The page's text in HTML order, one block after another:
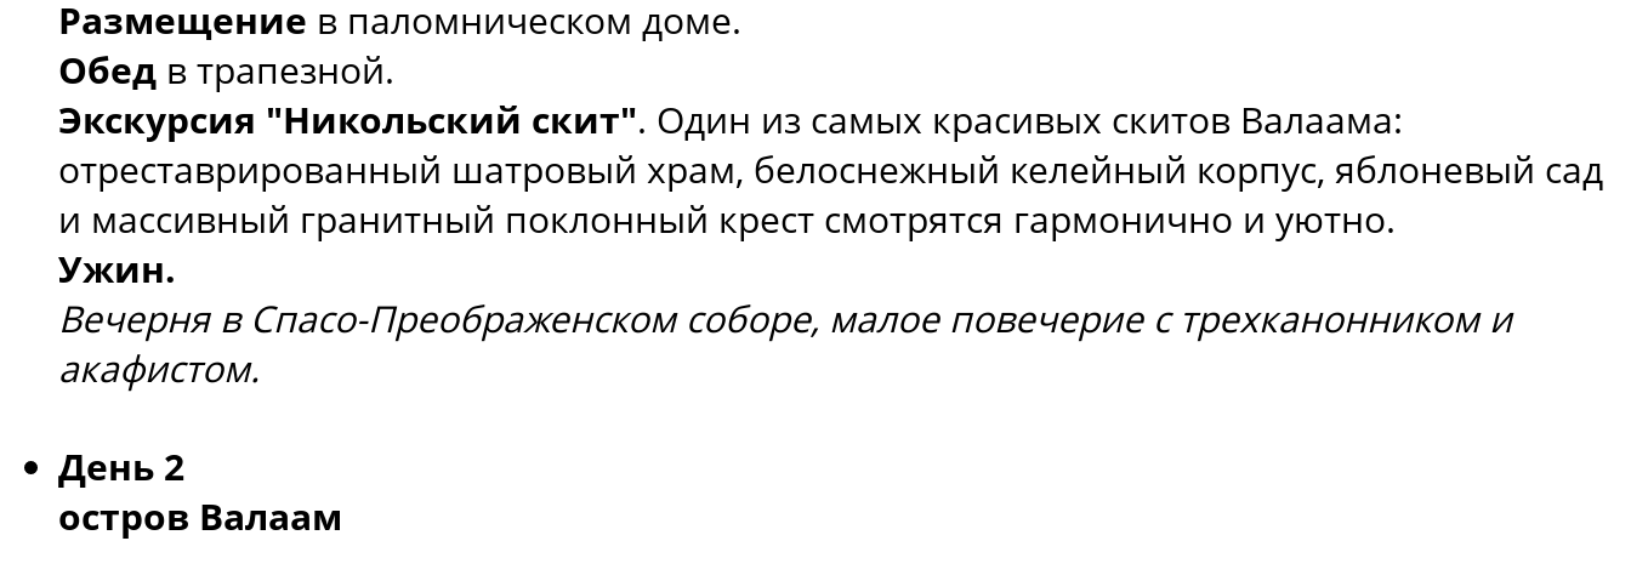
Размещение в паломническом доме.
Обед в трапезной.
Экскурсия "Никольский скит". Один из самых красивых скитов Валаама:
отреставрированный шатровый храм, белоснежный келейный корпус, яблоневый сад
и массивный гранитный поклонный крест смотрятся гармонично и уютно.
Ужин.
Вечерня в Спасо-Преображенском соборе, малое повечерие с трехканонником и
акафистом.
День 2
остров Валаам